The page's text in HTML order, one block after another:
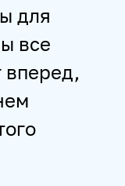
для
все
вперед,